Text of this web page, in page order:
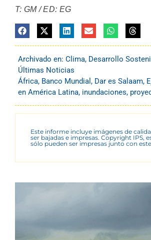
T: GM / ED: EG
Archivado en: Clima, Desarrollo
Últimas Noticias
África, Banco Mundial , Dar es Salaam,
en América Latina, inundaciones,
Este informe incluye imágenes de
ser bajadas e impresas. Copyright IPS,
sólo pueden ser impresas junto con